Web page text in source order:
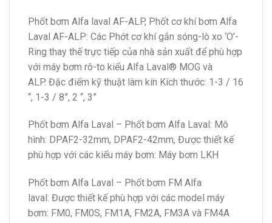
Phốt bơm Alfa laval AF-ALP, Phốt cơ khí bơm Alfa
Laval AF-ALP: Các Phớt cơ khí gắn sóng-lò xo ‘O’-
Ring thay thế trực tiếp của nhà sản xuất để phù hợp
với máy bơm rô-to kiểu Alfa Laval® MOG và
ALP. Đặc điểm kỹ thuật làm kín Kích thước: 1-3 / 16
“, 1-3 / 8”, 2 “, 3”
Phốt bơm Alfa Laval – Phốt bơm Alfa Laval: Mô
hình: DPAF2-32mm, DPAF2-42mm, Được thiết kế
phù hợp với các kiểu máy bơm: Máy bơm LKH
Phốt bơm Alfa Laval – Phốt bơm FM Alfa
laval: Được thiết kế phù hợp với các model máy
bơm: FM0, FM0S, FM1A, FM2A, FM3A và FM4A